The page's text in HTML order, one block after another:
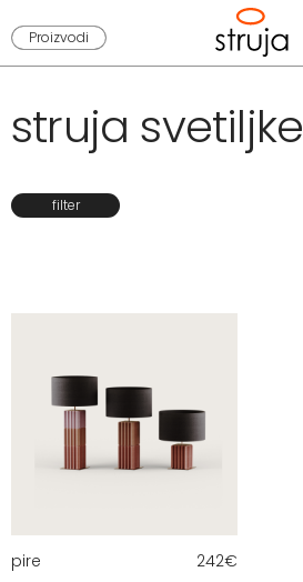
Proizvodi
struja svetiljke
filter
pire 242€